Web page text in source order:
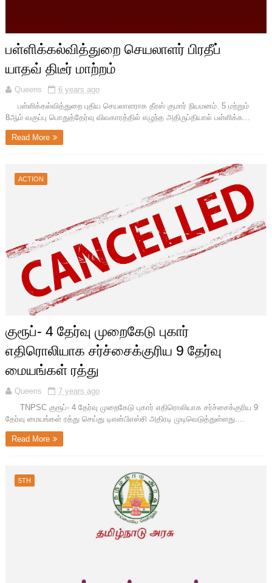
பள்ளிக்கல்வித்துறை செயலாளர் பிரதீப்
யாதவ் திடீர் மாற்றம்
Queens
6 years ago
பள்ளிக்கல்வித்துறை புதிய செயலாளராக தீரஸ் குமார் நியமனம். 5 மற்றும்
8ஆம் வகுப்பு பொதுத்தேர்வு விவகாரத்தில் எழுந்த அதிருப்தியால் பள்ளிக்க...
Read More
ACTION
குரூப்- 4 தேர்வு முறைகேடு புகார்
எதிரொலியாக சர்ச்சைக்குரிய 9 தேர்வு
மையங்கள் ரத்து
Queens
7 years ago
TNPSC குரூப்- 4 தேர்வு முறைகேடு புகார் எதிரொலியாக சர்ச்சைக்குரிய 9
தேர்வு மையங்கள் ரத்து செய்து டிஎன்பிஎஸ்சி அதிரடி முடிவெடுத்துள்ளது....
Read More
5TH